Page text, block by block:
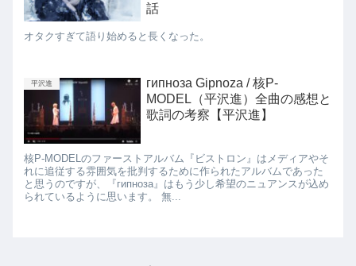
話
オタクすぎて語り始めると長くなった。
平沢進
гипноза Gipnoza / 核P-
MODEL（平沢進）全曲の感想と
歌詞の考察【平沢進】
核P-MODELのファーストアルバム『ビストロン』はメディアやそ
れに追従する雰囲気を批判するために作られたアルバムであった
と思うのですが、『гипноза』はもう少し希望のニュアンスが込め
られているように思います。 無...